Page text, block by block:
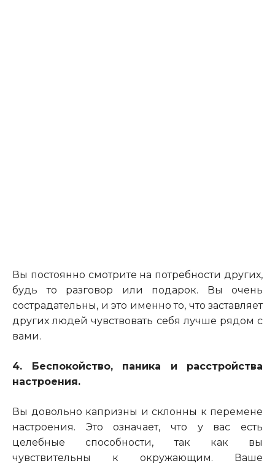
Вы постоянно смотрите на потребности других,
будь то разговор или подарок. Вы очень
сострадательны, и это именно то, что заставляет
других людей чувствовать себя лучше рядом с
вами.
4. Беспокойство, паника и расстройства
настроения.
Вы довольно капризны и склонны к перемене
настроения. Это означает, что у вас есть
целебные способности, так как вы
чувствительны к окружающим. Ваше